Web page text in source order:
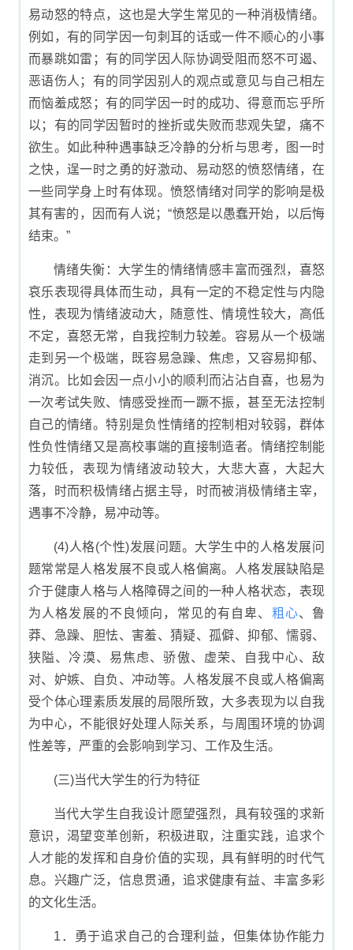
易动怒的特点，这也是大学生常见的一种消极情绪。
例如，有的同学因一句刺耳的话或一件不顺心的小事
而暴跳如雷；有的同学因人际协调受阻而怒不可遏、
恶语伤人；有的同学因别人的观点或意见与自己相左
而恼羞成怒；有的同学因一时的成功、得意而忘乎所
以；有的同学因暂时的挫折或失败而悲观失望，痛不
欲生。如此种种遇事缺乏冷静的分析与思考，图一时
之快，逞一时之勇的好激动、易动怒的愤怒情绪，在
一些同学身上时有体现。愤怒情绪对同学的影响是极
其有害的，因而有人说；“愤怒是以愚蠢开始，以后悔
结束。”
情绪失衡：大学生的情绪情感丰富而强烈，喜怒
哀乐表现得具体而生动，具有一定的不稳定性与内隐
性，表现为情绪波动大，随意性、情境性较大，高低
不定，喜怒无常，自我控制力较差。容易从一个极端
走到另一个极端，既容易急躁、焦虑，又容易抑郁、
消沉。比如会因一点小小的顺利而沾沾自喜，也易为
一次考试失败、情感受挫而一蹶不振，甚至无法控制
自己的情绪。特别是负性情绪的控制相对较弱，群体
性负性情绪又是高校事端的直接制造者。情绪控制能
力较低，表现为情绪波动较大，大悲大喜，大起大
落，时而积极情绪占据主导，时而被消极情绪主宰，
遇事不冷静，易冲动等。
(4)人格(个性)发展问题。大学生中的人格发展问
题常常是人格发展不良或人格偏离。人格发展缺陷是
介于健康人格与人格障碍之间的一种人格状态，表现
为人格发展的不良倾向，常见的有自卑、 粗心、鲁
莽、急躁、胆怯、害羞、猜疑、孤僻、抑郁、懦弱、
狭隘、冷漠、易焦虑、骄傲、虚荣、自我中心、敌
对、妒嫉、自负、冲动等。人格发展不良或人格偏离
受个体心理素质发展的局限所致，大多表现为以自我
为中心，不能很好处理人际关系，与周围环境的协调
性差等，严重的会影响到学习、工作及生活。
(三)当代大学生的行为特征
当代大学生自我设计愿望强烈，具有较强的求新
意识，渴望变革创新，积极进取，注重实践，追求个
人才能的发挥和自身价值的实现，具有鲜明的时代气
息。兴趣广泛，信息贯通，追求健康有益、丰富多彩
的文化生活。
1．勇于追求自己的合理利益，但集体协作能力